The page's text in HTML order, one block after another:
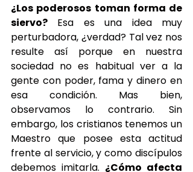
¿Los poderosos toman forma de
siervo? Esa es una idea muy
perturbadora, ¿verdad? Tal vez nos
resulte así porque en nuestra
sociedad no es habitual ver a la
gente con poder, fama y dinero en
esa condición. Mas bien,
observamos lo contrario. Sin
embargo, los cristianos tenemos un
Maestro que posee esta actitud
frente al servicio, y como discípulos
debemos imitarla. ¿Cómo afecta